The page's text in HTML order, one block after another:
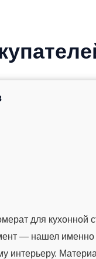
для кухонной
— нашел именно
интерьеру.